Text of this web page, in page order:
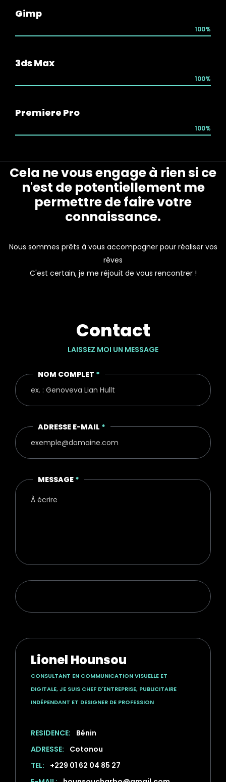
Gimp
100%
3ds Max
100%
Premiere Pro
100%
Cela ne vous engage à rien si ce
n'est de potentiellement me
permettre de faire votre
connaissance.
Nous sommes prêts à vous accompagner pour réaliser vos
rêves
C'est certain, je me réjouit de vous rencontrer !
Contact
LAISSEZ MOI UN MESSAGE
NOM COMPLET *
ADRESSE E-MAIL *
MESSAGE *
Lionel Hounsou
CONSULTANT EN COMMUNICATION VISUELLE ET
DIGITALE, JE SUIS CHEF D'ENTREPRISE, PUBLICITAIRE
INDÉPENDANT ET DESIGNER DE PROFESSION
RESIDENCE:
Bénin
ADRESSE:
Cotonou
TEL:
+229 01 62 04 85 27